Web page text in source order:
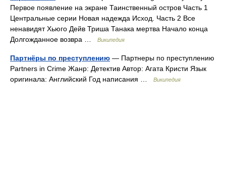
Первое появление на экране Таинственный остров Часть 1
Центральные серии Новая надежда Исход. Часть 2 Все
ненавидят Хьюго Дейв Триша Танака мертва Начало конца
Долгожданное возвра …
Википедия
Партнёры по преступлению — Партнеры по преступлению
Partners in Crime Жанр: Детектив Автор: Агата Кристи Язык
оригинала: Английский Год написания …
Википедия